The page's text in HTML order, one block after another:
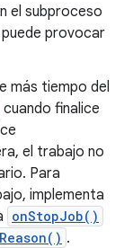
el subproceso
provocar
más tiempo del
cuando finalice
el trabajo no
Para
implementa
onStopJob()
.